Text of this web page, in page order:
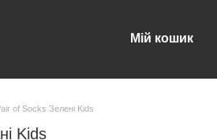
Мій кошик
of Socks Зелені Kids
Kids